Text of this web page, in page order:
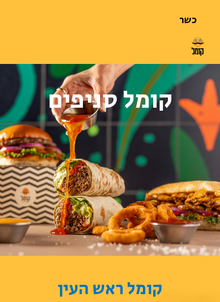
כשר
קומל סניפים
קומל ראש העין